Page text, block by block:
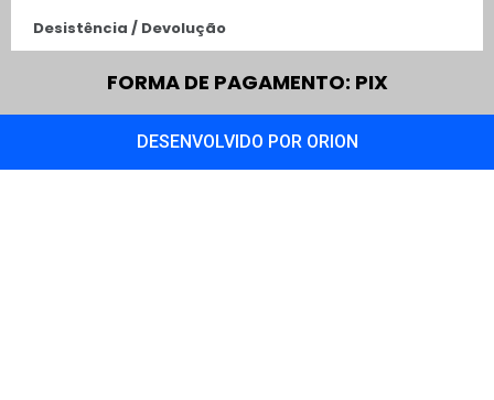
Desistência / Devolução
FORMA DE PAGAMENTO: PIX
DESENVOLVIDO POR ORION